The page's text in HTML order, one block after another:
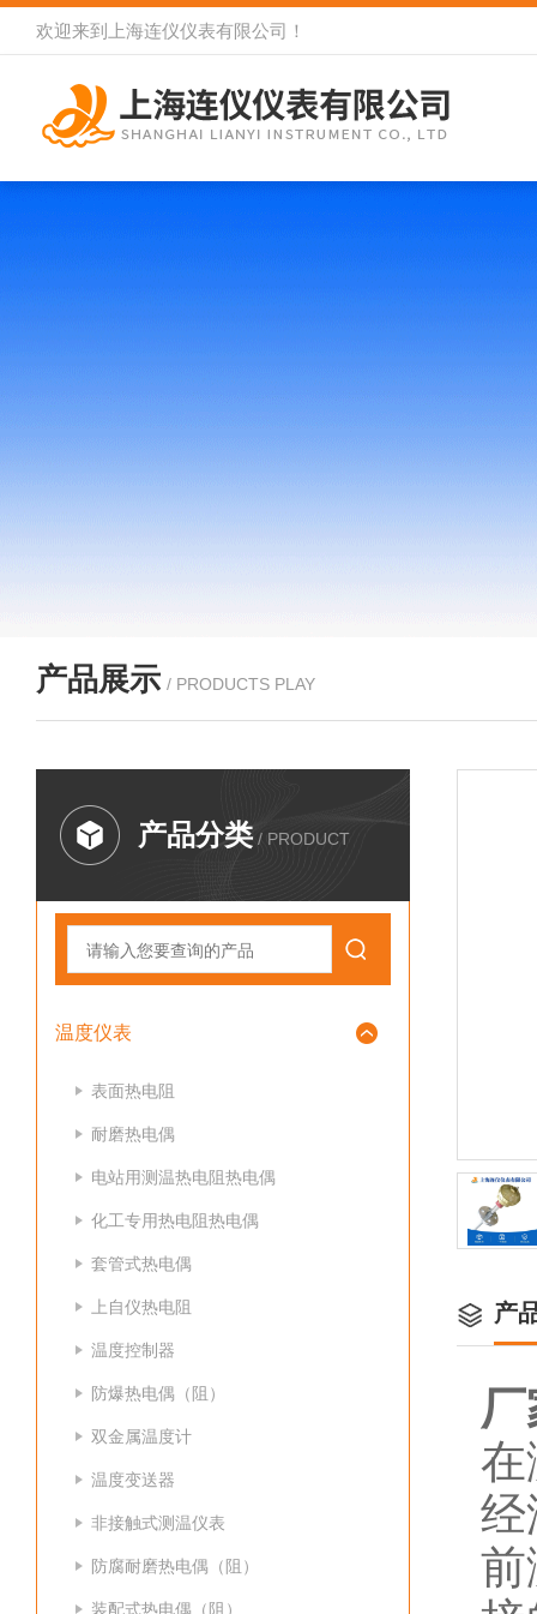
欢迎来到 上海连仪仪表有限公司 ！
产品展示 / PRODUCTS PLAY
产品分类 / PRODUCT
温度仪表
表面热电阻
耐磨热电偶
电站用测温热电阻热电偶
化工专用热电阻热电偶
套管式热电偶
上自仪热电阻
温度控制器
防爆热电偶（阻）
双金属温度计
温度变送器
非接触式测温仪表
防腐耐磨热电偶（阻）
装配式热电偶（阻）
产
在
经
前